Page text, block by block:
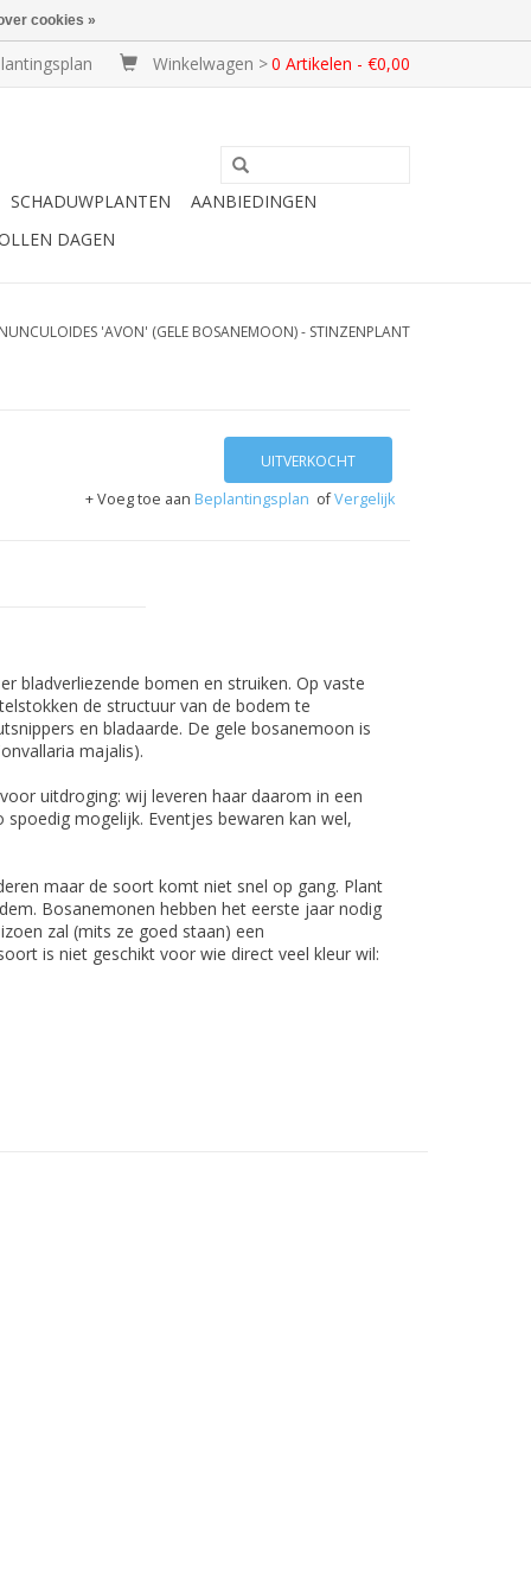
Winkelwagen >0 Artikelen - €0,00
SCHADUWPLANTEN
AANBIEDINGEN
DAGEN
'AVON' (GELE BOSANEMOON) - STINZENPLANT
UITVERKOCHT
+ Voeg toe aan Beplantingsplan ofVergelijk
bladverliezende bomen en struiken. Op vaste
de structuur van de bodem te
en bladaarde. De gele bosanemoon is
majalis).
uitdroging: wij leveren haar daarom in een
mogelijk. Eventjes bewaren kan wel,
maar de soort komt niet snel op gang. Plant
Bosanemonen hebben het eerste jaar nodig
zal (mits ze goed staan) een
is niet geschikt voor wie direct veel kleur wil:
cookies »